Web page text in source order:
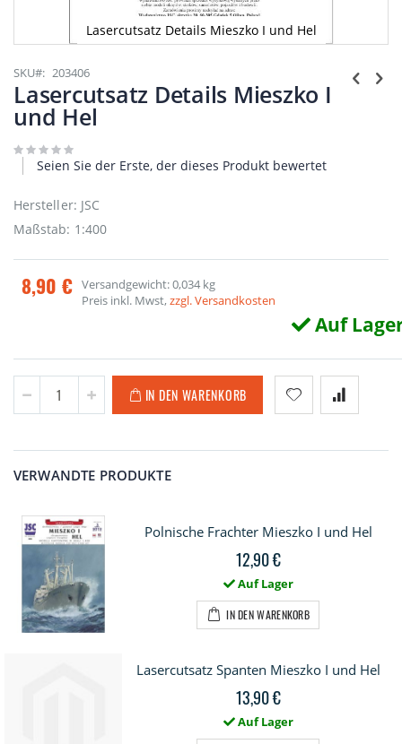
Lasercutsatz Details Mieszko I und Hel
Anfang
der
Bildgalerie
springen
SKU 203406
Lasercutsatz Details Mieszko I
und Hel
Seien Sie der Erste, der dieses Produkt bewertet
Hersteller: JSC
Maßstab: 1:400
8,90 € Versandgewicht: 0,034 kg
Preis inkl. Mwst,zzgl. Versandkosten
Auf
IN DEN WARENKORB
VERWANDTE PRODUKTE
Polnische Frachter Mieszko I und Hel
12,90 €
Auf Lager
IN DEN WARENKORB
Lasercutsatz Spanten Mieszko I und Hel
13,90 €
Auf Lager